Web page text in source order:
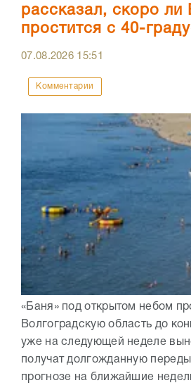
рассказал, скоро ли
простится с 40-
07.08.2026 15:51
Комментарии
«Баня» под открытом небом
Волгоградскую область до
уже на следующей неделе
получат долгожданную
прогнозе на ближайшие